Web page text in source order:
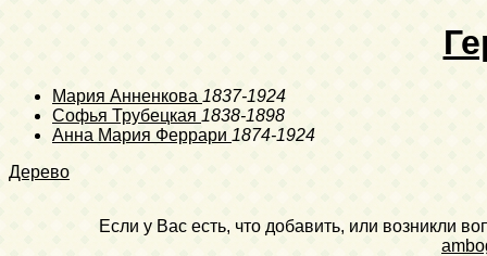
Мария Анненкова 1837-1924
Софья Трубецкая 1838-1898
Анна Мария Феррари 1874-1924
Дерево
Если у Вас есть, что добавить, или возникли